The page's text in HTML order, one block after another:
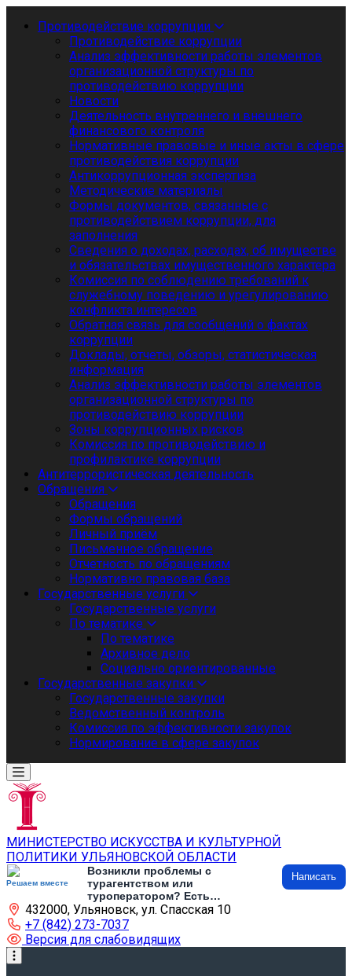
Противодействие коррупции
Противодействие коррупции
Анализ эффективности работы элементов
организационной структуры по
противодействию коррупции
Новости
Деятельность внутреннего и внешнего
финансового контроля
Нормативные правовые и иные акты в сфере
противодействия коррупции
Антикоррупционная экспертиза
Методические материалы
Формы документов, связанные с
противодействием коррупции, для
заполнения
Сведения о доходах, расходах, об имуществе
и обязательствах имущественного характера
Комиссия по соблюдению требований к
служебному поведению и урегулированию
конфликта интересов
Обратная связь для сообщений о фактах
коррупции
Доклады, отчеты, обзоры, статистическая
информация
Анализ эффективности работы элементов
организационной структуры по
противодействию коррупции
Зоны коррупционных рисков
Комиссия по противодействию и
профилактике коррупции
Антитеррористическая деятельность
Обращения
Обращения
Формы обращений
Личный приём
Письменное обращение
Отчетность по обращениям
Нормативно правовая база
Государственные услуги
Государственные услуги
По тематике
По тематике
Архивное дело
Социально ориентированные
Государственные закупки
Государственные закупки
Ведомственный контроль
Комиссия по эффективности закупок
Нормирование в сфере закупок
МИНИСТЕРСТВО ИСКУССТВА И КУЛЬТУРНОЙ
ПОЛИТИКИ УЛЬЯНОВСКОЙ ОБЛАСТИ
Решаем вместе
Возникли проблемы с
турагентством или
туроператором? Есть
предложения по развитию
туризма и туристической
инфраструктуры? Напишите об
этом
Написать
432000, Ульяновск, ул. Спасская 10
+7 (842) 273-7037
Версия для слабовидящих